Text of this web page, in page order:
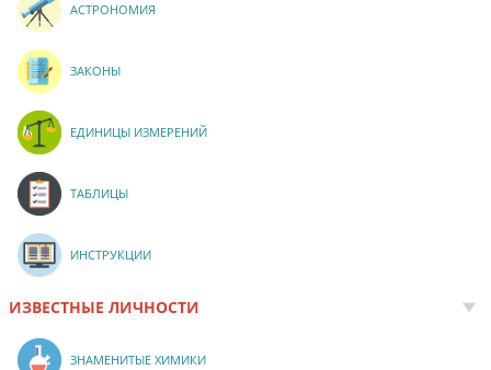
АСТРОНОМИЯ
ЗАКОНЫ
ЕДИНИЦЫ ИЗМЕРЕНИЙ
ТАБЛИЦЫ
ИНСТРУКЦИИ
ИЗВЕСТНЫЕ ЛИЧНОСТИ
ЗНАМЕНИТЫЕ ХИМИКИ